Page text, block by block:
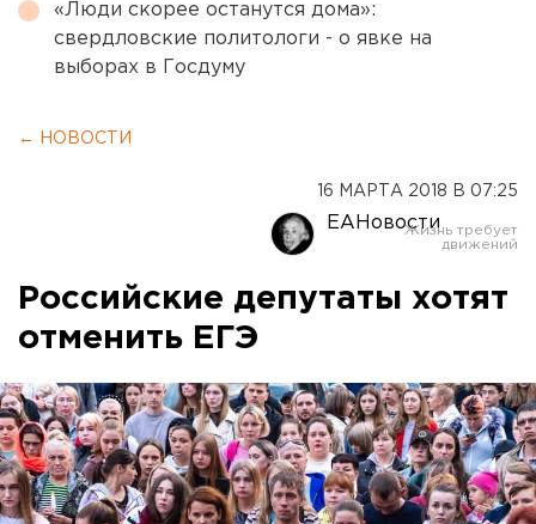
«Люди скорее останутся дома»:
свердловские политологи - о явке на
выборах в Госдуму
← НОВОСТИ
16 МАРТА 2018 В 07:25
ЕАНовости
Российские депутаты хотят
отменить ЕГЭ